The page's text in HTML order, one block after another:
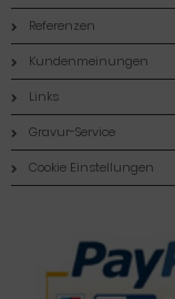
Referenzen
Kundenmeinungen
Links
Gravur-Service
Cookie Einstellungen
Zahlungsmethoden